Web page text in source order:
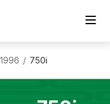
1996 / 750i